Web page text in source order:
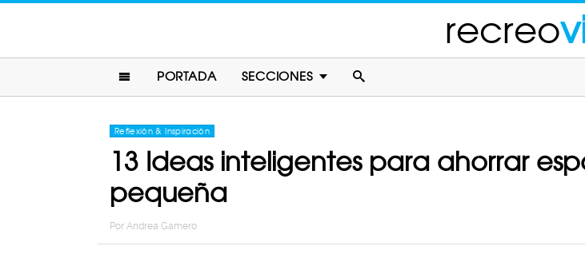
recreo
PORTADA SECCIONES
Reflexión & Inspiración
13 Ideas inteligentes para ahorrar
pequeña
Por Andrea Gamero